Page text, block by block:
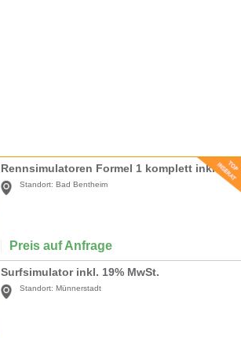
Rennsimulatoren Formel 1 komplett inkl. Begleitung
Standort: Bad Bentheim
Preis auf Anfrage
Surfsimulator inkl. 19% MwSt.
Standort: Münnerstadt